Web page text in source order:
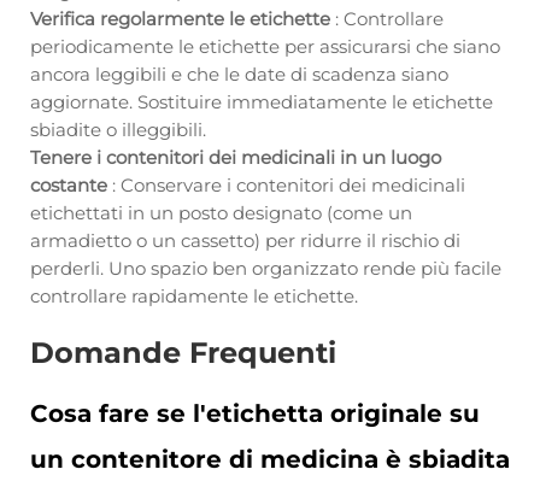
Verifica regolarmente le etichette : Controllare
periodicamente le etichette per assicurarsi che siano
ancora leggibili e che le date di scadenza siano
aggiornate. Sostituire immediatamente le etichette
sbiadite o illeggibili.
Tenere i contenitori dei medicinali in un luogo
costante : Conservare i contenitori dei medicinali
etichettati in un posto designato (come un
armadietto o un cassetto) per ridurre il rischio di
perderli. Uno spazio ben organizzato rende più facile
controllare rapidamente le etichette.
Domande Frequenti
Cosa fare se l'etichetta originale su
un contenitore di medicina è sbiadita